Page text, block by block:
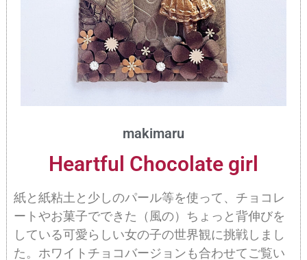
makimaru
Heartful Chocolate girl
紙と紙粘土と少しのパール等を使って、チョコレ
ートやお菓子でできた（風の）ちょっと背伸びを
している可愛らしい女の子の世界観に挑戦しまし
た。ホワイトチョコバージョンも合わせてご覧い